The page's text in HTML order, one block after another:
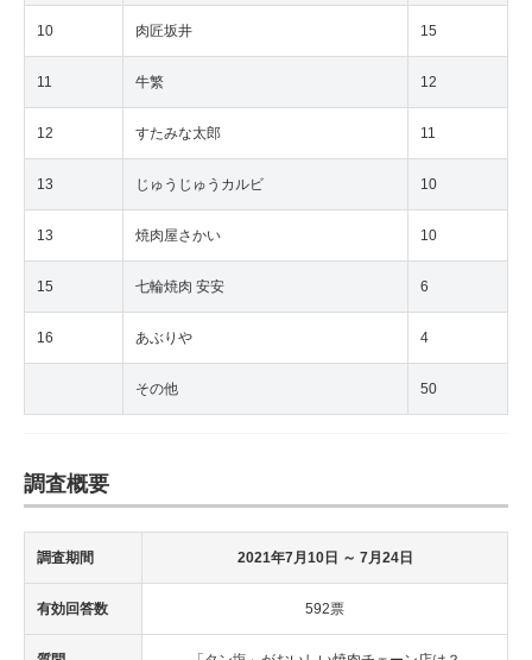
10 肉匠坂井 15
11 牛繁 12
12 すたみな太郎 11
13 じゅうじゅうカルビ 10
13 焼肉屋さかい 10
15 七輪焼肉 安安 6
16 あぶりや 4
その他 50
調査概要
調査期間 2021年7月10日 ～ 7月24日
有効回答数 592票